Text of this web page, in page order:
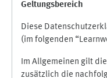
Geltungsbereich
Diese
(im folgenden
Im Allgemeinen gilt
zusätzlich die